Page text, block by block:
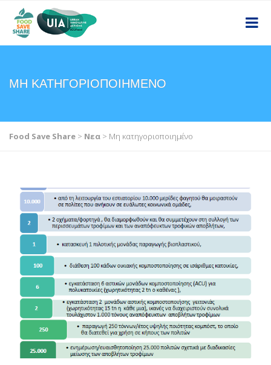
ΜΗ ΚΑΤΗΓΟΡΙΟΠΟΙΗΜΈΝΟ
Food Save Share > Νεα > Μη κατηγοριοποιημένο